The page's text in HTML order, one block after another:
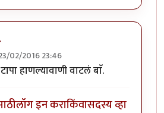
02/2016 23:46
लिवलंय. कुढाल्ले होby
हाणल्यावाणी वाटलं बाॅ.
लॉग इन कराकिंवासदस्य व्हा